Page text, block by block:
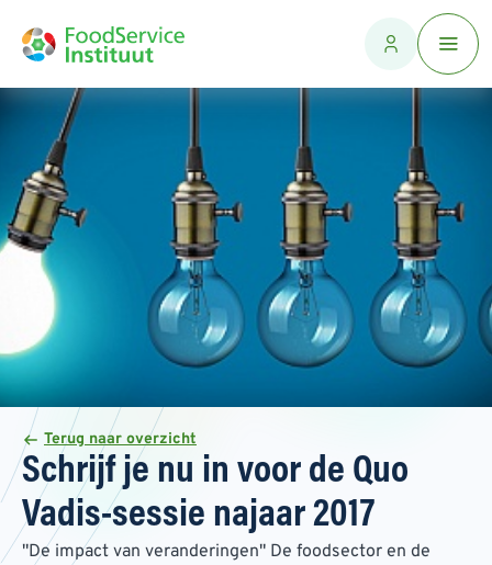
Terug naar overzicht
Schrijf je nu in voor de Quo
Vadis-sessie najaar 2017
"De impact van veranderingen" De foodsector en de